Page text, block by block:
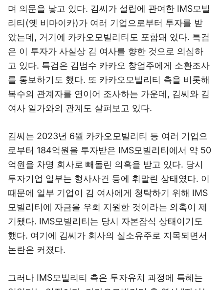
며 의문을 낳고 있다. 김씨가 설립에 관여한 IMS모빌
리티(옛 비마이카)가 여러 기업으로부터 투자를 받
았는데, 거기에 카카오모빌리티도 포함돼 있다. 특검
은 이 투자가 사실상 김 여사를 향한 것으로 의심하
고 있다. 특검은 김범수 카카오 창업주에게 소환조사
를 통보하기도 했다. 또 카카오모빌리티 측을 비롯해
복수의 관계자를 연이어 조사하는 가운데, 김씨와 김
여사 일가와의 관계도 살펴보고 있다.
김씨는 2023년 6월 카카오모빌리티 등 여러 기업으
로부터 184억원을 투자받은 IMS모빌리티에서 약 50
억원을 차명 회사로 빼돌린 의혹을 받고 있다. 당시
투자기업 일부는 형사사건 등에 휘말린 상태였다. 이
때문에 일부 기업이 김 여사에게 청탁하기 위해 IMS
모빌리티에 자금을 우회 지원한 것이라는 의혹이 제
기됐다. IMS모빌리티는 당시 자본잠식 상태이기도
했다. 여기에 김씨가 회사의 실소유주로 지목되면서
논란은 커졌다.
그러나 IMS모빌리티 측은 투자유치 과정에 특혜는